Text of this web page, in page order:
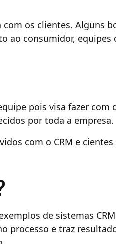
os clientes. Alguns
ao consumidor,
pois visa fazer com
por toda a empresa.
com o CRM e
de sistemas
processo e traz